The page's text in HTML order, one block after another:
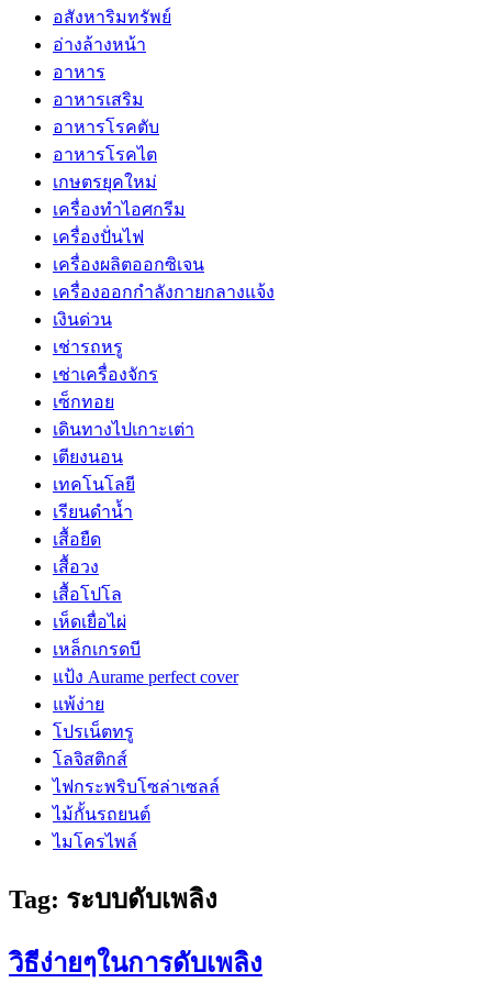
อสังหาริมทรัพย์
อ่างล้างหน้า
อาหาร
อาหารเสริม
อาหารโรคตับ
อาหารโรคไต
เกษตรยุคใหม่
เครื่องทำไอศกรีม
เครื่องปั่นไฟ
เครื่องผลิตออกซิเจน
เครื่องออกกำลังกายกลางแจ้ง
เงินด่วน
เช่ารถหรู
เช่าเครื่องจักร
เซ็กทอย
เดินทางไปเกาะเต่า
เตียงนอน
เทคโนโลยี
เรียนดำน้ำ
เสื้อยืด
เสื้อวง
เสื้อโปโล
เห็ดเยื่อไผ่
เหล็กเกรดบี
แป้ง Aurame perfect cover
แพ้ง่าย
โปรเน็ตทรู
โลจิสติกส์
ไฟกระพริบโซล่าเซลล์
ไม้กั้นรถยนต์
ไมโครไพล์
Tag: ระบบดับเพลิง
วิธีง่ายๆในการดับเพลิง